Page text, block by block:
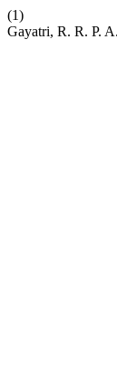
(1)
Gayatri, R. R. P.